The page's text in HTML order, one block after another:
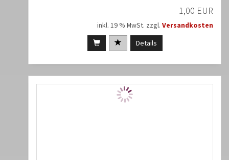
1,00 EUR
inkl. 19 % MwSt. zzgl. Versandkosten
Details